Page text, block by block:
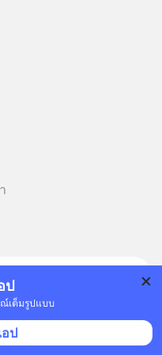
ป
ณ์เต็มรูปแบบ
ป
ยว
นกับนัดกินข้าวกับเพื่อน
ว่าชีวิตประจำวันของ